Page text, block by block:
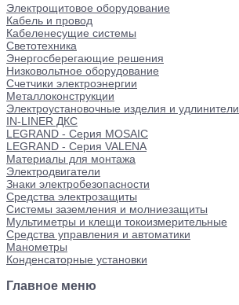
Электрощитовое оборудование
Кабель и провод
Кабеленесущие системы
Светотехника
Энергосберегающие решения
Низковольтное оборудование
Счетчики электроэнергии
Металлоконструкции
Электроустановочные изделия и удлинители
IN-LINER ДКС
LEGRAND - Серия MOSAIC
LEGRAND - Серия VALENA
Материалы для монтажа
Электродвигатели
Знаки электробезопасности
Средства электрозащиты
Системы заземления и молниезащиты
Мультиметры и клещи токоизмерительные
Средства управления и автоматики
Манометры
Конденсаторные установки
Главное меню